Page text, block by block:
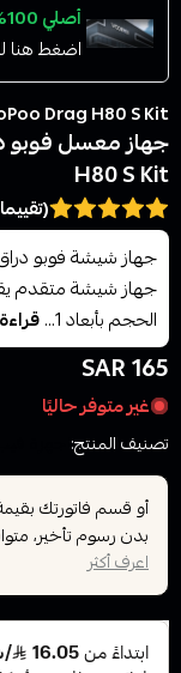
أصلي 100%
اضغط هنا
Drag H80 S Kit
H80 S Kit
الحجم بأبعاد 1...
165 SAR
غير متوفر حاليًا
تصنيف المنتج:
أو قسم فاتورتك
بدون رسوم تأخير،
اعرف أكثر